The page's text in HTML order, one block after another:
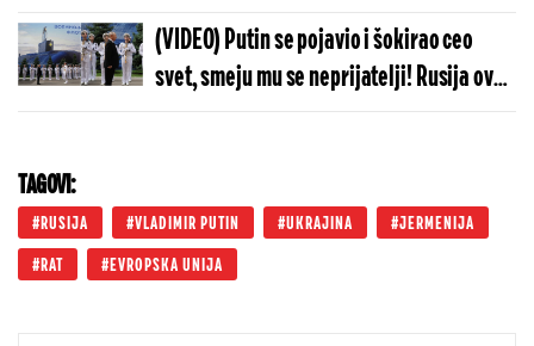
sastanku uradio nešto veoma
neočekivano
(VIDEO) Putin se pojavio i šokirao ceo
svet, smeju mu se neprijatelji! Rusija ovo
u istoriji nije doživela, došla voda do
TAGOVI:
RUSIJA VLADIMIR PUTIN UKRAJINA JERMENIJA
RAT EVROPSKA UNIJA